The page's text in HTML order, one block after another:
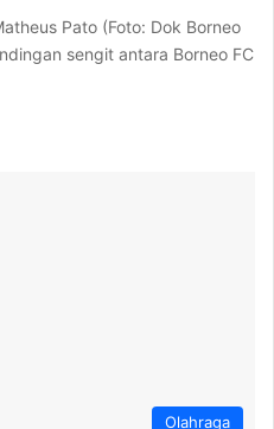
Pato (Foto: Dok Borneo
sengit antara Borneo FC
Olahraga